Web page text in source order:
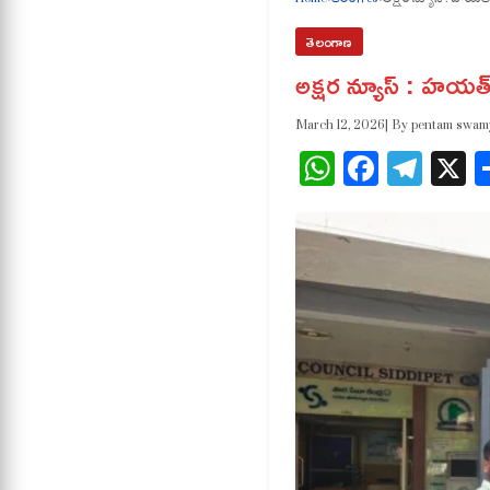
తెలంగాణ
అక్షర న్యూస్ :
March 12, 2026| By pentam
WhatsAppX